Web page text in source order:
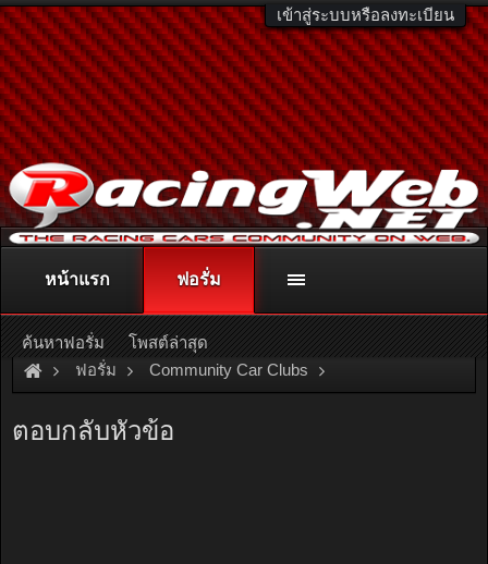
เข้าสู่ระบบหรือลงทะเบียน
ติดต่อลงโฆษณา racingweb@gmail.comหรือโทร. 081-811-1138
หรืออ่านรายละเอียดเพิ่มเติม คลิกที่นี่
ฟอรั่ม Community Car Clubs
ตอบกลับหัวข้อ
หน้าแรก ฟอรั่ม
ค้นหาฟอรั่ม โพสต์ล่าสุด